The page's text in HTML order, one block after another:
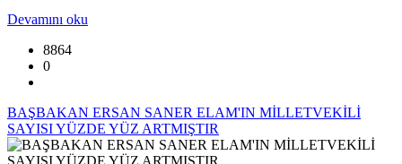
Devamını oku
8864
0
BAŞBAKAN ERSAN SANER ELAM'IN MİLLETVEKİLİ
SAYISI YÜZDE YÜZ ARTMIŞTIR